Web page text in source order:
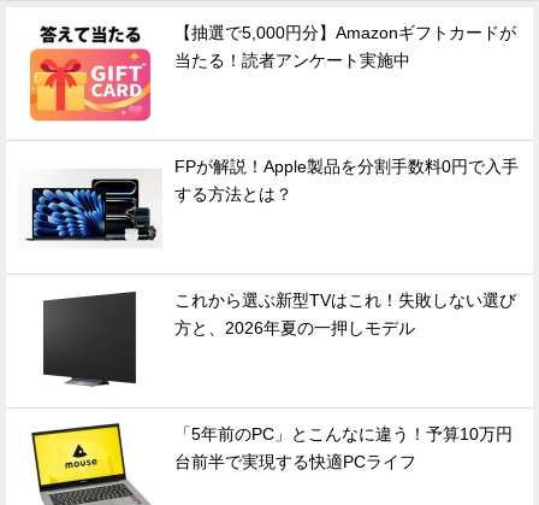
【抽選で5,000円分】Amazonギフトカードが
当たる！読者アンケート実施中
FPが解説！Apple製品を分割手数料0円で入手
する方法とは？
これから選ぶ新型TVはこれ！失敗しない選び
方と、2026年夏の一押しモデル
「5年前のPC」とこんなに違う！予算10万円
台前半で実現する快適PCライフ